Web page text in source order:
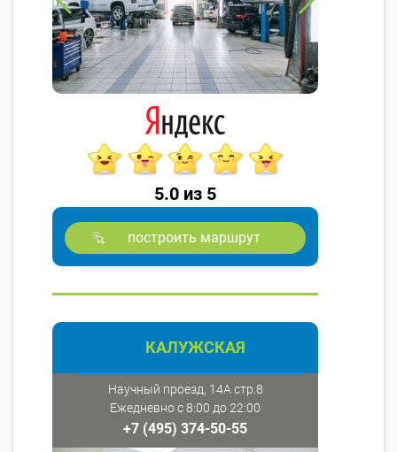
5.0 из 5
построить маршрут
КАЛУЖСКАЯ
Научный проезд, 14А стр.8
Ежедневно с 8:00 до 22:00
+7 (495) 374-50-55